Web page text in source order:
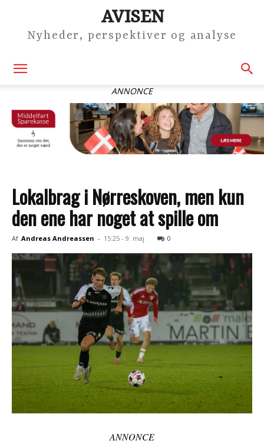
AVISEN
Nyheder, perspektiver og analyse
ANNONCE
Lokalbrag i Nørreskoven, men kun
den ene har noget at spille om
Af Andreas Andreassen - 15:25 - 9. maj 0
ANNONCE